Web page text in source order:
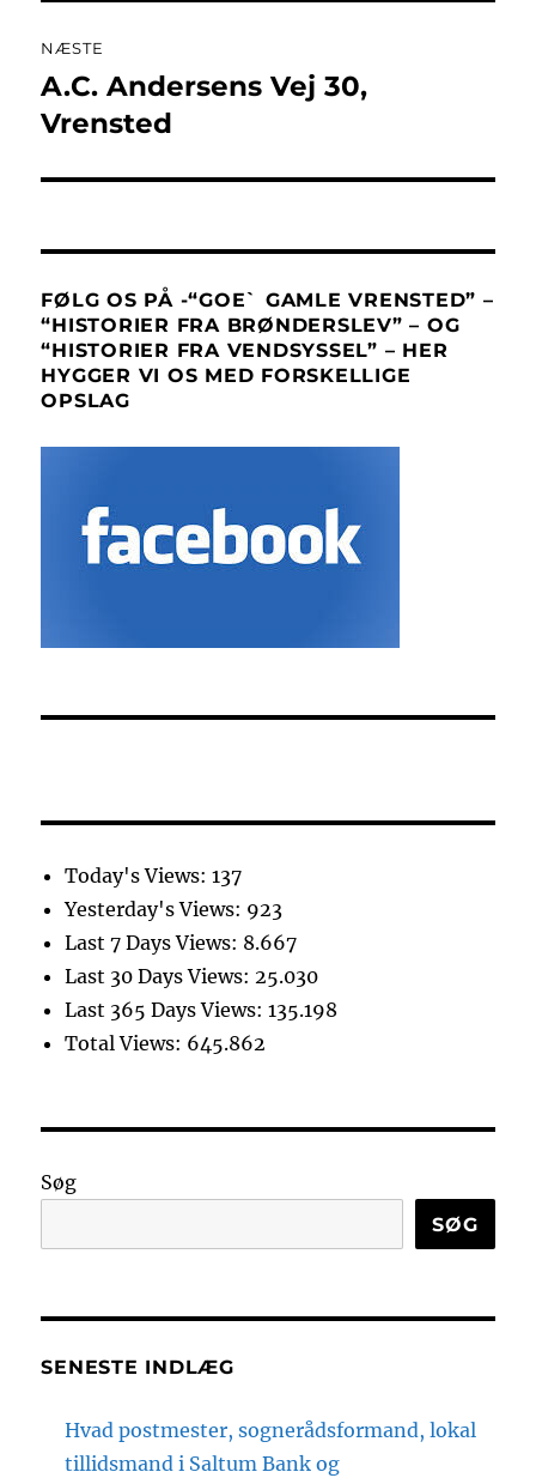
NÆSTE
Næste
indlæg:
A.C. Andersens Vej 30,
Vrensted
FØLG OS PÅ -“GOE` GAMLE VRENSTED” –
“HISTORIER FRA BRØNDERSLEV” – OG
“HISTORIER FRA VENDSYSSEL” – HER
HYGGER VI OS MED FORSKELLIGE
OPSLAG
Today's Views:137
Yesterday's Views: 923
Last 7 Days Views: 8.667
Last 30 Days Views:25.030
Last 365 Days Views:135.198
Total Views: 645.862
Søg
SØG
SENESTE INDLÆG
Hvad postmester, sognerådsformand, lokal
tillidsmand i Saltum Bank og